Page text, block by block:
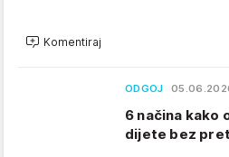
Komentiraj
ODGOJ
6 načina
dijete bez